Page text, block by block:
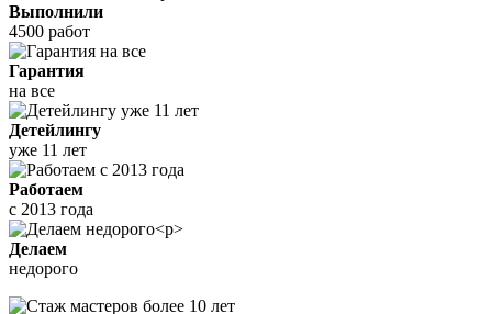
Выполнили
4500 работ
Гарантия
на все
Детейлингу
уже 11 лет
Работаем
с 2013 года
Делаем
недорого